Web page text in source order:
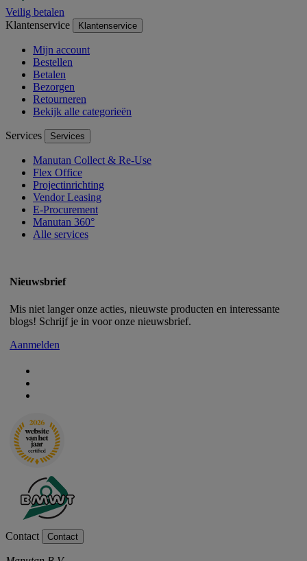
Veilig betalen
Klantenservice
Klantenservice
Mijn account
Bestellen
Betalen
Bezorgen
Retourneren
Bekijk alle categorieën
Services Services
Manutan Collect & Re-Use
Flex Office
Projectinrichting
Vendor Leasing
E-Procurement
Manutan 360°
Alle services
Nieuwsbrief
Mis niet langer onze acties, nieuwste producten en interessante
blogs! Schrijf je in voor onze nieuwsbrief.
Aanmelden
Contact Contact